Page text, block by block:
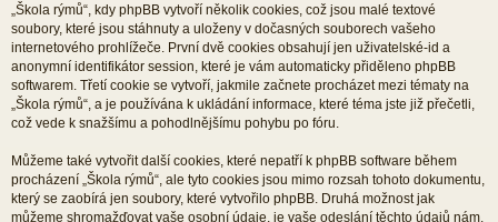
„Škola rýmů“, kdy phpBB vytvoří několik cookies, což jsou malé textové
soubory, které jsou stáhnuty a uloženy v dočasných souborech vašeho
internetového prohlížeče. První dvě cookies obsahují jen uživatelské-id a
anonymní identifikátor session, které je vám automaticky přiděleno phpBB
softwarem. Třetí cookie se vytvoří, jakmile začnete procházet mezi tématy na
„Škola rýmů“, a je používána k ukládání informace, které téma jste již přečetli,
což vede k snažšímu a pohodlnějšímu pohybu po fóru.
Můžeme také vytvořit další cookies, které nepatří k phpBB software během
procházení „Škola rýmů“, ale tyto cookies jsou mimo rozsah tohoto dokumentu,
který se zaobírá jen soubory, které vytvořilo phpBB. Druhá možnost jak
můžeme shromažďovat vaše osobní údaje, je vaše odeslání těchto údajů nám.